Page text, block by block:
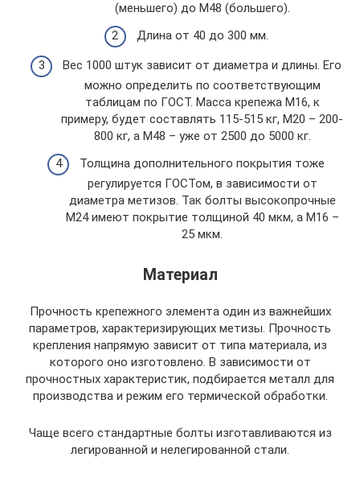
(меньшего) до М48 (большего).
Длина от 40 до 300 мм.
Вес 1000 штук зависит от диаметра и длины. Его
можно определить по соответствующим
таблицам по ГОСТ. Масса крепежа М16, к
примеру, будет составлять 115-515 кг, М20 – 200-
800 кг, а М48 – уже от 2500 до 5000 кг.
Толщина дополнительного покрытия тоже
регулируется ГОСТом, в зависимости от
диаметра метизов. Так болты высокопрочные
М24 имеют покрытие толщиной 40 мкм, а М16 –
25 мкм.
Материал
Прочность крепежного элемента один из важнейших
параметров, характеризирующих метизы. Прочность
крепления напрямую зависит от типа материала, из
которого оно изготовлено. В зависимости от
прочностных характеристик, подбирается металл для
производства и режим его термической обработки.
Чаще всего стандартные болты изготавливаются из
легированной и нелегированной стали.